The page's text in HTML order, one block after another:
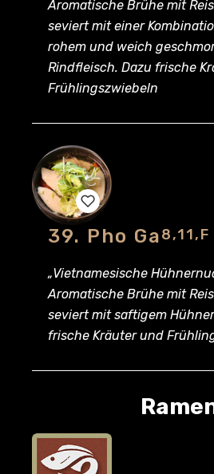
wishlist
Aromatische Brühe mit
seviert mit einer
rohem und weich
Rindfleisch. Dazu frische
Frühlingszwiebeln
to
wishlist
39. Pho Ga8,11,F
„Vietnamesische
Aromatische Brühe mit
seviert mit saftigem
frische Kräuter und